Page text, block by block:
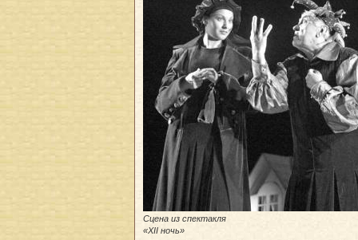
Сцена из спектакля
«XII ночь»